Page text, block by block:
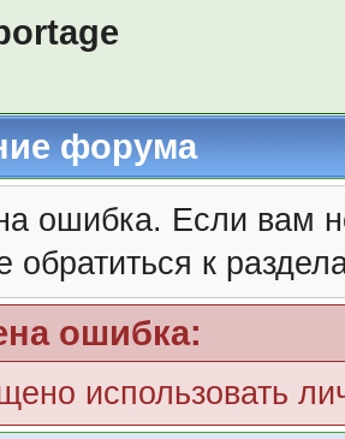
форума
ошибка. Если вам
обратиться к
ошибка:
использовать